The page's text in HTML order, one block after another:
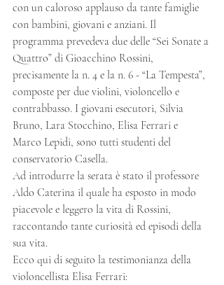
con un caloroso applauso da tante famiglie
con bambini, giovani e anziani. Il
programma prevedeva due delle “Sei Sonate a
Quattro” di Gioacchino Rossini,
precisamente la n. 4 e la n. 6 - “La Tempesta”,
composte per due violini, violoncello e
contrabbasso. I giovani esecutori, Silvia
Bruno, Lara Stocchino, Elisa Ferrari e
Marco Lepidi, sono tutti studenti del
conservatorio Casella.
Ad introdurre la serata è stato il professore
Aldo Caterina il quale ha esposto in modo
piacevole e leggero la vita di Rossini,
raccontando tante curiosità ed episodi della
sua vita.
Ecco qui di seguito la testimonianza della
violoncellista Elisa Ferrari: